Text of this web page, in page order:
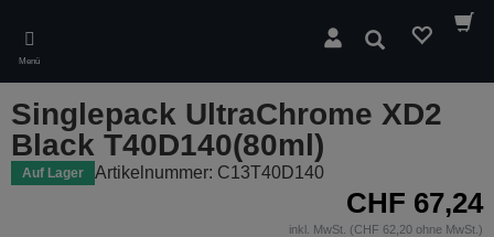
main
content
Menü
Suchen
Singlepack UltraChrome XD2
Black T40D140(80ml)
Auf Lager Artikelnummer: C13T40D140
CHF 67,24
inkl. MwSt. (CHF 62,20 ohne MwSt.)